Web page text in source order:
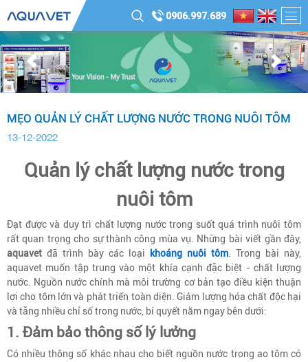
0906.997.689
MẸO QUẢN LÝ CHẤT LƯỢNG NƯỚC TRONG NUÔI TÔM
13-12-2022
Quản lý chất lượng nước trong
nuôi tôm
Đạt được và duy trì chất lượng nước trong suốt quá trình nuôi tôm
rất quan trọng cho sự thành công mùa vụ. Những bài viết gần đây,
aquavet đã trình bày các loại khoáng nuôi tôm . Trong bài này,
aquavet muốn tập trung vào một khía cạnh đặc biệt - chất lượng
nước. Nguồn nước chính mà môi trường cơ bản tạo điều kiện thuận
lợi cho tôm lớn và phát triển toàn diện. Giảm lượng hóa chất độc hại
và tăng nhiều chỉ số trong nước, bí quyết nằm ngay bên dưới:
1. Đảm bảo thông số lý lưởng
Có nhiều thông số khác nhau cho biết nguồn nước trong ao tôm có